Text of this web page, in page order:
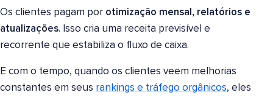
Os clientes pagam por otimização mensal, relatórios e
atualizações. Isso cria uma receita previsível e
recorrente que estabiliza o fluxo de caixa.
E com o tempo, quando os clientes veem melhorias
constantes em seus rankings e tráfego orgânicos, eles